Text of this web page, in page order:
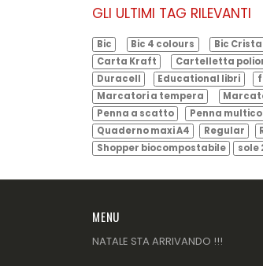
GLI ULTIMI TAG RILEVANTI
Bic Bic 4 colours Bic
Carta Kraft
Cartelletta
Duracell
Educational libri
Marcatori a tempera
Penna a scatto
Penna
Quaderno maxi A4
Regular
Shopper biocompostabile
sole
MENU
NATALE STA ARRIVANDO !!!